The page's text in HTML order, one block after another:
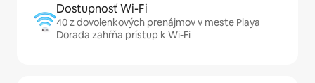
Dostupnosť Wi-Fi
40 z dovolenkových prenájmov v meste Playa
Dorada zahŕňa prístup k Wi-Fi